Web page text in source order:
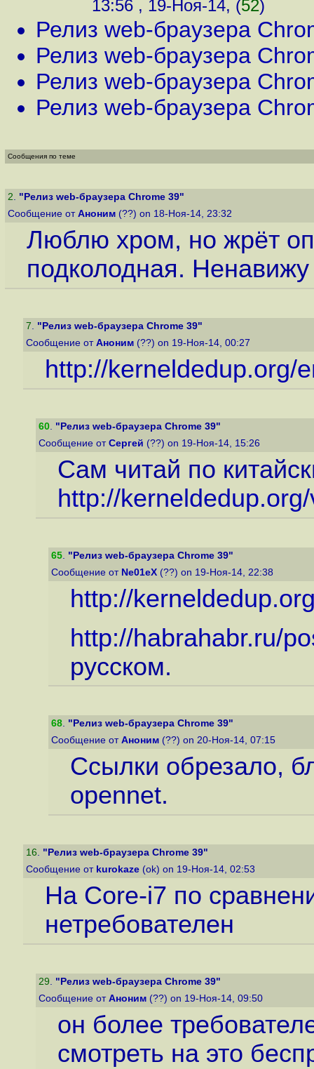
13:56 , 19-Ноя-14, (52)
Релиз web-браузера
Релиз web-браузера
Релиз web-браузера
Релиз web-браузера
Сообщения по теме
2. "Релиз web-браузера Chrome 39"
Сообщение от Аноним (??) on 18-Ноя-14, 23:32
Люблю хром, но жрёт
подколодная. Ненавижу
7. "Релиз web-браузера Chrome 39"
Сообщение от Аноним (??) on 19-Ноя-14, 00:27
http://kerneldedup.org/
60. "Релиз web-браузера Chrome 39"
Сообщение от Сергей (??) on 19-Ноя-14, 15:26
Сам читай по
http://
65. "Релиз web-браузера Chrome 39"
Сообщение от Ne01eX (??) on 19-Ноя-14, 22:38
http://
http://habrahabr.ru/
русском.
68. "Релиз web-браузера Chrome 39"
Сообщение от Аноним (??) on 20-Ноя-14, 07:15
Ссылки обрезало,
opennet.
16. "Релиз web-браузера Chrome 39"
Сообщение от kurokaze (ok) on 19-Ноя-14, 02:53
На Core-i7 по
нетребователен
29. "Релиз web-браузера Chrome 39"
Сообщение от Аноним (??) on 19-Ноя-14, 09:50
он более
смотреть на это